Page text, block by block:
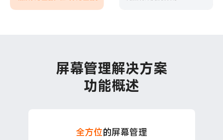
屏幕管理解决方案
功能概述
全方位的屏幕管理